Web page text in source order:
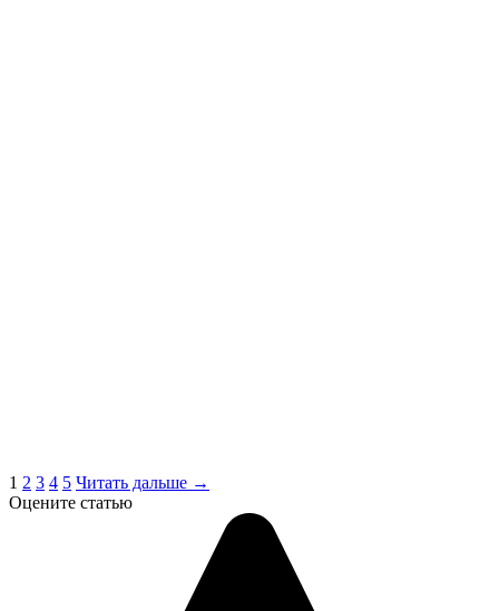
1 2 3 4 5 Читать дальше →
Оцените статью